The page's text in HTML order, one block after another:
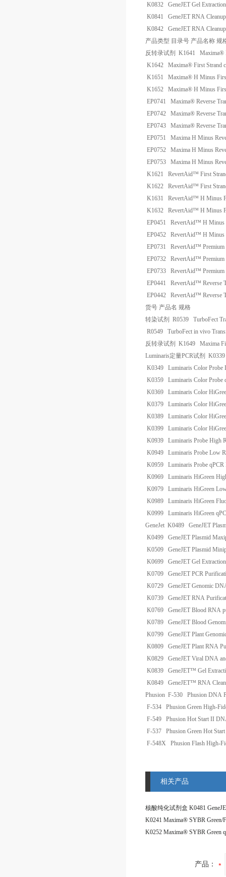
K0832
GeneJET Gel
K0841
GeneJET RNA
K0842
GeneJET RNA
产品类型 目录号 产品名称 规
反转录试剂
K1641
Maxima®
K1642
Maxima® First Strand
K1651
Maxima® H Minus
K1652
Maxima® H Minus
EP0741
Maxima® Reverse
EP0742
Maxima® Reverse
EP0743
Maxima® Reverse
EP0751
Maxima H Minus
EP0752
Maxima H Minus
EP0753
Maxima H Minus
K1621
RevertAid™ First
K1622
RevertAid™ First
K1631
RevertAid™ H Minus
K1632
RevertAid™ H Minus
EP0451
RevertAid™ H Minus
EP0452
RevertAid™ H Minus
EP0731
RevertAid™ Premium
EP0732
RevertAid™ Premium
EP0733
RevertAid™ Premium
EP0441
RevertAid™ Reverse
EP0442
RevertAid™ Reverse
货号 产品名 规格
转染试剂
R0539
TurboFect
R0549
TurboFect in vivo
反转录试剂
K1649
Maxima
Luminaris定量PCR试剂
K0339
K0349
Luminaris Color
K0359
Luminaris Color
K0369
Luminaris Color
K0379
Luminaris Color
K0389
Luminaris Color
K0399
Luminaris Color
K0939
Luminaris Probe High
K0949
Luminaris Probe Low
K0959
Luminaris Probe
K0969
Luminaris HiGreen
K0979
Luminaris HiGreen
K0989
Luminaris HiGreen
K0999
Luminaris HiGreen
GeneJet K0489
GeneJET
K0499
GeneJET Plasmid
K0509
GeneJET Plasmid
K0699
GeneJET Gel
K0709
GeneJET PCR
K0729
GeneJET Genomic
K0739
GeneJET RNA
K0769
GeneJET Blood RNA
K0789
GeneJET Blood
K0799
GeneJET Plant
K0809
GeneJET Plant RNA
K0829
GeneJET Viral DNA
K0839
GeneJET™ Gel
K0849
GeneJET™ RNA
Phusion F-530
Phusion DNA
F-534
Phusion Green High-
F-549
Phusion Hot Start II
F-537
Phusion Green Hot
F-548X
Phusion Flash High-
相关产品
产品：